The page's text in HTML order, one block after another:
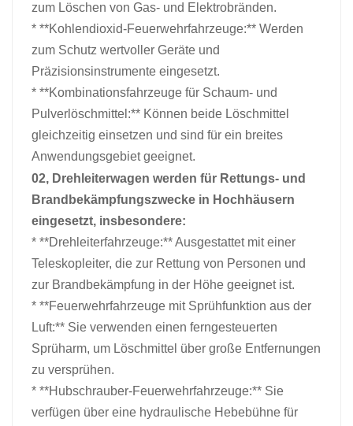
zum Löschen von Gas- und Elektrobränden.
* **Kohlendioxid-Feuerwehrfahrzeuge:** Werden
zum Schutz wertvoller Geräte und
Präzisionsinstrumente eingesetzt.
* **Kombinationsfahrzeuge für Schaum- und
Pulverlöschmittel:** Können beide Löschmittel
gleichzeitig einsetzen und sind für ein breites
Anwendungsgebiet geeignet.
02, Drehleiterwagen werden für Rettungs- und
Brandbekämpfungszwecke in Hochhäusern
eingesetzt, insbesondere:
* **Drehleiterfahrzeuge:** Ausgestattet mit einer
Teleskopleiter, die zur Rettung von Personen und
zur Brandbekämpfung in der Höhe geeignet ist.
* **Feuerwehrfahrzeuge mit Sprühfunktion aus der
Luft:** Sie verwenden einen ferngesteuerten
Sprüharm, um Löschmittel über große Entfernungen
zu versprühen.
* **Hubschrauber-Feuerwehrfahrzeuge:** Sie
verfügen über eine hydraulische Hebebühne für